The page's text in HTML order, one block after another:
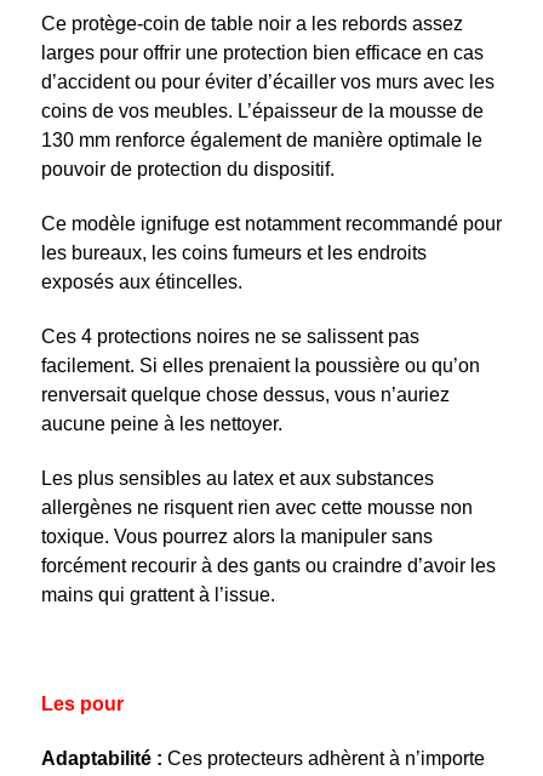
Ce protège-coin de table noir a les rebords assez
larges pour offrir une protection bien efficace en cas
d’accident ou pour éviter d’écailler vos murs avec les
coins de vos meubles. L’épaisseur de la mousse de
130 mm renforce également de manière optimale le
pouvoir de protection du dispositif.
Ce modèle ignifuge est notamment recommandé pour
les bureaux, les coins fumeurs et les endroits
exposés aux étincelles.
Ces 4 protections noires ne se salissent pas
facilement. Si elles prenaient la poussière ou qu’on
renversait quelque chose dessus, vous n’auriez
aucune peine à les nettoyer.
Les plus sensibles au latex et aux substances
allergènes ne risquent rien avec cette mousse non
toxique. Vous pourrez alors la manipuler sans
forcément recourir à des gants ou craindre d’avoir les
mains qui grattent à l’issue.
Les pour
Adaptabilité : Ces protecteurs adhèrent à n’importe